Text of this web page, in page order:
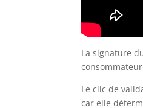
La signature
Le clic de
car elle